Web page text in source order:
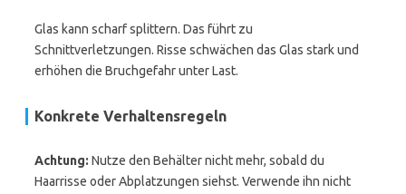
Glas kann scharf splittern. Das führt zu
Schnittverletzungen. Risse schwächen das Glas stark und
erhöhen die Bruchgefahr unter Last.
Konkrete Verhaltensregeln
Achtung: Nutze den Behälter nicht mehr, sobald du
Haarrisse oder Abplatzungen siehst. Verwende ihn nicht